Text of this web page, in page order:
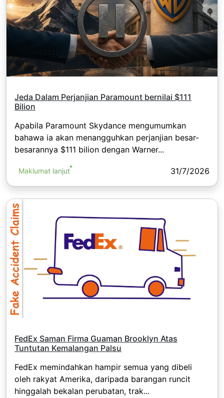
Jeda Dalam Perjanjian Paramount bernilai $111
Bilion
Apabila Paramount Skydance mengumumkan
bahawa ia akan menangguhkan perjanjian besar-
besarannya $111 bilion dengan Warner...
Maklumat lanjut 31/7/2026
FedEx Saman Firma Guaman Brooklyn Atas
Tuntutan Kemalangan Palsu
FedEx memindahkan hampir semua yang dibeli
oleh rakyat Amerika, daripada barangan runcit
hinggalah bekalan perubatan, trak...